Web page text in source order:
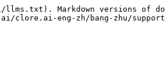
Markdown versions of
clore.ai-eng-zh/bang-zhu/